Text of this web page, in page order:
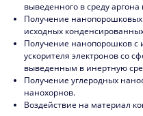
выведенного в среду
Получение
исходных
Получение нанопорошков
ускорителя электронов со
выведенным в инертную
Получение углеродных
нанохорнов.
Воздействие на материал